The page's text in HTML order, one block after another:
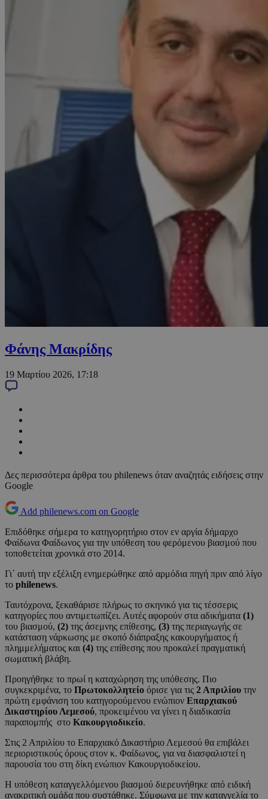
Φάνης Μακρίδης
19 Μαρτίου 2026, 17:18
Δες περισσότερα άρθρα του philenews όταν αναζητάς ειδήσεις στην
Google
Add philenews.com on Google
Επιδόθηκε σήμερα το κατηγορητήριο στον εν αργία δήμαρχο
Φαίδωνα Φαίδωνος για την υπόθεση του φερόμενου βιασμού που
τοποθετείται χρονικά στο 2014.
Γι΄ αυτή την εξέλιξη ενημερώθηκε από αρμόδια πηγή πριν από λίγο
το philenews.
Ταυτόχρονα, ξεκαθάρισε πλήρως το σκηνικό για τις τέσσερις
κατηγορίες που αντιμετωπίζει. Αυτές αφορούν στα αδικήματα (1)
του βιασμού, (2) της άσεμνης επίθεσης, (3) της περιαγωγής σε
κατάσταση νάρκωσης με σκοπό διάπραξης κακουργήματος ή
πλημμελήματος και (4) της επίθεσης που προκαλεί πραγματική
σωματική βλάβη.
Προηγήθηκε το πρωί η καταχώρηση της υπόθεσης. Πιο
συγκεκριμένα, το Πρωτοκολλητείο όρισε για τις 2 Απριλίου την
πρώτη εμφάνιση του κατηγορούμενου ενώπιον Επαρχιακού
Δικαστηρίου Λεμεσού, προκειμένου να γίνει η διαδικασία
παραπομπής στο Κακουργιοδικείο.
Στις 2 Απριλίου το Επαρχιακό Δικαστήριο Λεμεσού θα επιβάλει
περιοριστικούς όρους στον κ. Φαίδωνος, για να διασφαλιστεί η
παρουσία του στη δίκη ενώπιον Κακουργιοδικείου.
Η υπόθεση καταγγελλόμενου βιασμού διερευνήθηκε από ειδική
ανακριτική ομάδα που συστάθηκε. Σύμφωνα με την καταγγελία το